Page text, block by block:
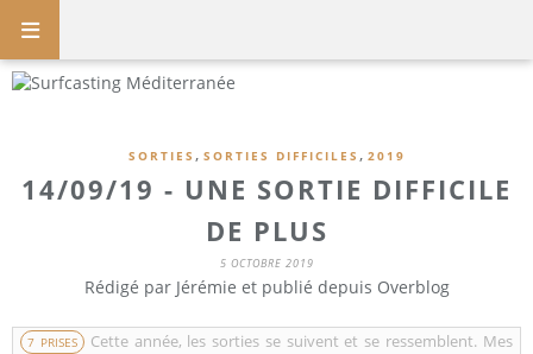
SORTIES , SORTIES DIFFICILES , 2019
14/09/19 - UNE SORTIE DIFFICILE
DE PLUS
5 OCTOBRE 2019
Rédigé par Jérémie et publié depuis Overblog
7 PRISES
Cette année, les sorties se suivent et se ressemblent. Mes